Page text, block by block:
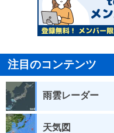
注目のコンテンツ
雨雲レーダー
天気図